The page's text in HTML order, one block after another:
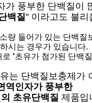
가 풍부한 단백질이
백질 " 이라고도 불리
량 들어가 있는 단백질
시는 경우가 있습니다.
로 '초유가 첨가된 단백
는 단백질보충제가
역인자가 풍부한
초유단백질 제품입